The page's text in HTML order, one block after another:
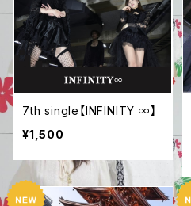
7th single【INFINITY ∞】
¥1,500